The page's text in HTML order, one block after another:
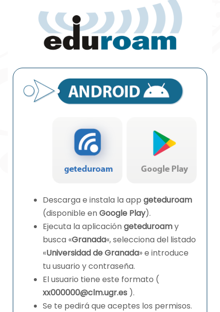
Descarga e instala la appgeteduroam
(disponible enGoogle Play).
Ejecuta la aplicacióngeteduroamy
busca «Granada«, selecciona del listado
«Universidad de Granada» e introduce
tu usuario y contraseña.
El usuario tiene este formato (
xx000000@clm.ugr.es ).
Se te pedirá que aceptes los permisos.